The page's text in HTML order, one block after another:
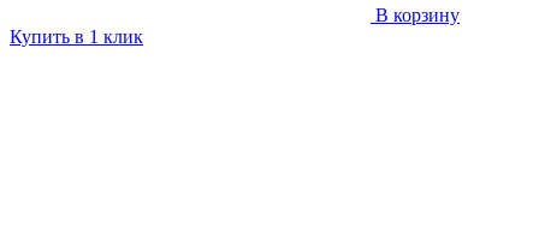
В корзину
Купить в 1 клик